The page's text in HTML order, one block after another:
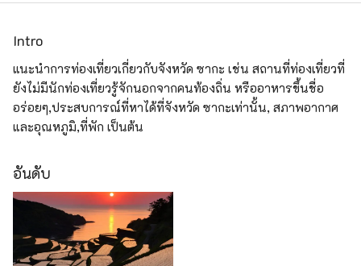
Intro
แนะนำการท่องเที่ยวเกี่ยวกับจังหวัด ซากะ เช่น สถานที่ท่องเที่ยวที่
ยังไม่มีนักท่องเที่ยวรู้จักนอกจากคนท้องถิ่น หรืออาหารขึ้นชื่อ
อร่อยๆ,ประสบการณ์ที่หาได้ที่จังหวัด ซากะเท่านั้น, สภาพอากาศ
และอุณหภูมิ,ที่พัก เป็นต้น
อันดับ